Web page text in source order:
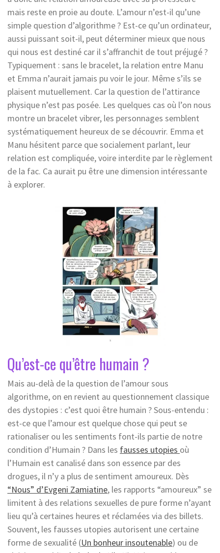
mais reste en proie au doute. L’amour n’est-il qu’une
simple question d’algorithme ? Est-ce qu’un ordinateur,
aussi puissant soit-il, peut déterminer mieux que nous
qui nous est destiné car il s’affranchit de tout préjugé ?
Typiquement : sans le bracelet, la relation entre Manu
et Emma n’aurait jamais pu voir le jour. Même s’ils se
plaisent mutuellement. Car la question de l’attirance
physique n’est pas posée. Les quelques cas où l’on nous
montre un bracelet vibrer, les personnages semblent
systématiquement heureux de se découvrir. Emma et
Manu hésitent parce que socialement parlant, leur
relation est compliquée, voire interdite par le règlement
de la fac. Ca aurait pu être une dimension intéressante
à explorer.
Qu’est-ce qu’être humain ?
Mais au-delà de la question de l’amour sous
algorithme, on en revient au questionnement classique
des dystopies : c’est quoi être humain ? Sous-entendu :
est-ce que l’amour est quelque chose qui peut se
rationaliser ou les sentiments font-ils partie de notre
condition d’Humain ? Dans les fausses utopies où
l’Humain est canalisé dans son essence par des
drogues, il n’y a plus de sentiment amoureux. Dès
“Nous” d’Evgeni Zamiatine, les rapports “amoureux” se
limitent à des relations sexuelles de pure forme n’ayant
lieu qu’à certaines heures et réclamées via des billets.
Souvent, les fausses utopies autorisent une certaine
forme de sexualité (Un bonheur insoutenable) ou de